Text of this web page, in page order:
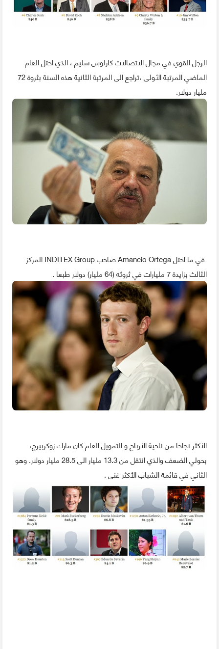
الرجل القوي في مجال الاتصالات كارلوس سليم ، الذي احتل العام
الماضي المرتبة الأولى ،تراجع الى المرتبة الثانية هذه السنة بثروة 72
مليار دولار.
في ما احتل Amancio Ortega صاحب INDITEX Group المركز
الثالث بزايدة 7 مليارات في ثروثه (64 مليار) دولار طبعا .
الأكثر نجاحا من ناحية الأرباح و التمويل العام كان مارك زوكربيرج،
بحولي الضعف والذي انتقل من 13.3 مليار الى 28.5 مليار دولار. وهو
الثاني في قائمة الشباب الأكثر غنى .